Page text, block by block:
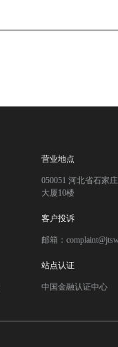
营业地点
050051 河北省石家
大厦10楼
客户投诉
邮箱：
站点认证
中国金融认证中心